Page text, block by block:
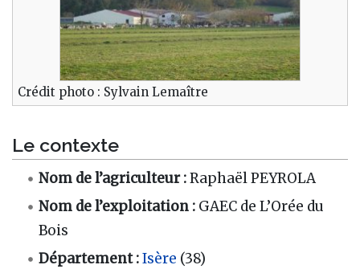
Crédit photo : Sylvain Lemaître
Le contexte
Nom de l’agriculteur :Raphaël PEYROLA
Nom de l’exploitation : GAEC de L’Orée du
Bois
Département :Isère (38)